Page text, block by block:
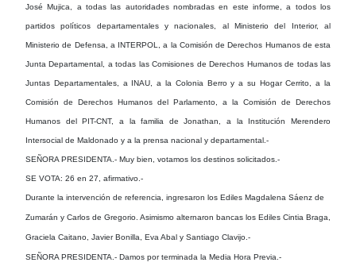
José Mujica, a todas las autoridades nombradas en este informe, a todos los
partidos políticos departamentales y nacionales, al Ministerio del Interior, al
Ministerio de Defensa, a INTERPOL, a la Comisión de Derechos Humanos de esta
Junta Departamental, a todas las Comisiones de Derechos Humanos de todas las
Juntas Departamentales, a INAU, a la Colonia Berro y a su Hogar Cerrito, a la
Comisión de Derechos Humanos del Parlamento, a la Comisión de Derechos
Humanos del PIT-CNT, a la familia de Jonathan, a la Institución Merendero
Intersocial de Maldonado y a la prensa nacional y departamental.-
SEÑORA PRESIDENTA.- Muy bien, votamos los destinos solicitados.-
SE VOTA: 26 en 27, afirmativo.-
Durante la intervención de referencia, ingresaron los Ediles Magdalena Sáenz de
Zumarán y Carlos de Gregorio. Asimismo alternaron bancas los Ediles Cintia Braga,
Graciela Caitano, Javier Bonilla, Eva Abal y Santiago Clavijo.-
SEÑORA PRESIDENTA.- Damos por terminada la Media Hora Previa.-